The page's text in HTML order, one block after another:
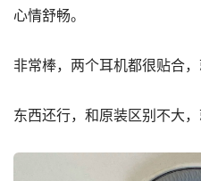
心情舒畅。
非常棒，两个耳机都很贴合
东西还行，和原装区别不大